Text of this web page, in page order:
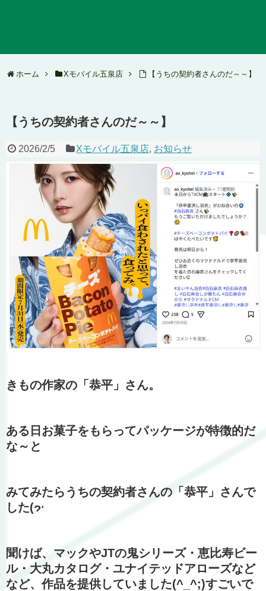
ホーム Xモバイル五泉店 【うちの契約者さんのだ～～】
【うちの契約者さんのだ～～】
2026/2/5 Xモバイル五泉店, お知らせ
きもの作家の「恭平」さん。
ある日お菓子をもらってパッケージが特徴的だ
な～と
みてみたらうちの契約者さんの「恭平」さんで
した(
聞けば、マックやJTの鬼シリーズ・恵比寿ビー
ル・大丸カタログ・ユナイテッドアローズなど
など、作品を提供していました(^_^;)すごいで